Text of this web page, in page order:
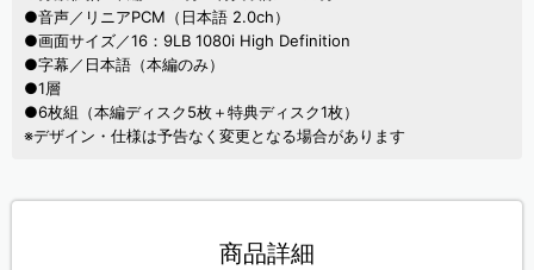
●音声／リニアPCM（日本語 2.0ch）
●画面サイズ／16：9LB 1080i High Definition
●字幕／日本語（本編のみ）
●1層
●6枚組（本編ディスク5枚＋特典ディスク1枚）
※デザイン・仕様は予告なく変更となる場合があります
商品詳細